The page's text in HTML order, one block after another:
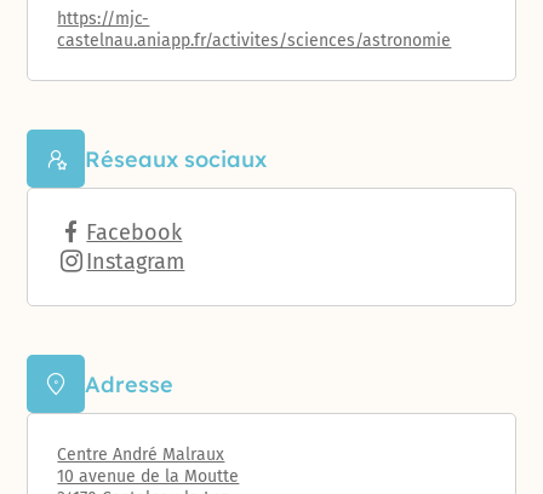
https://mjc-
castelnau.aniapp.fr/activites/sciences/astronomie
Réseaux sociaux
Facebook
Instagram
Adresse
Centre André Malraux
10 avenue de la Moutte